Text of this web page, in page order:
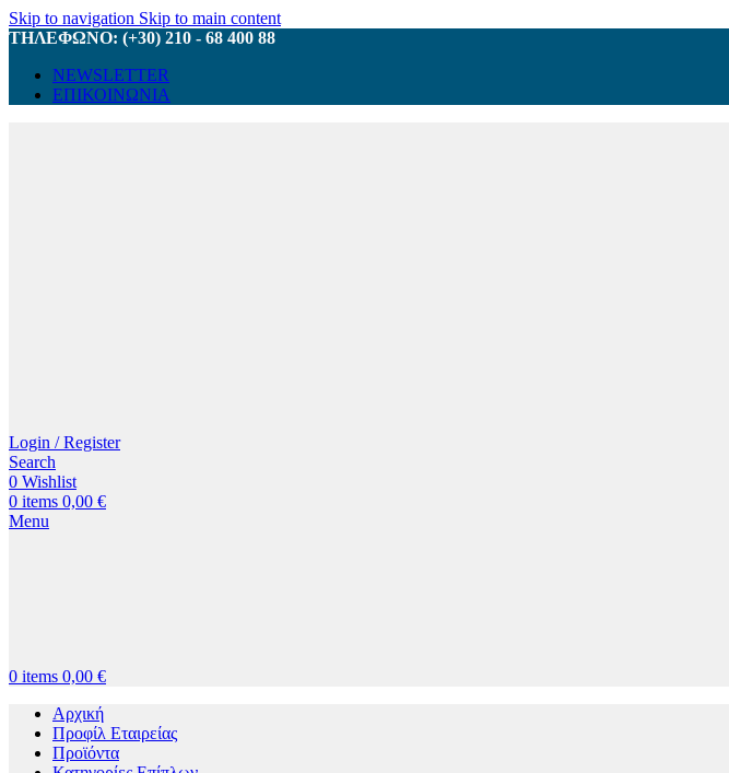
Skip to navigation Skip to main content
ΤΗΛΕΦΩΝΟ: (+30) 210 - 68 400 88
NEWSLETTER
ΕΠΙΚΟΙΝΩΝΙΑ
Login / Register
Search
0 Wishlist
0 items 0,00 €
Menu
0 items 0,00 €
Αρχική
Προφίλ Εταιρείας
Προϊόντα